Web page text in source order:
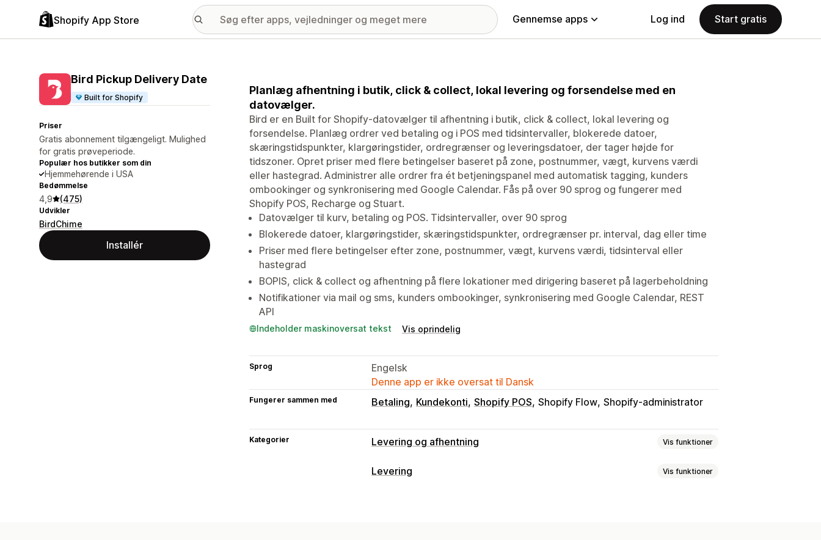
Shopify App Store Gennemse apps Log ind Start gratis
Bird Pickup Delivery Date
Built for Shopify
Priser
Gratis abonnement tilgængeligt. Mulighed
for gratis prøveperiode.
Populær hos butikker som din
Hjemmehørende i USA
Bedømmelse
4,9 (475)
Udvikler
BirdChime
Installér
Planlæg afhentning i butik, click & collect, lokal levering og forsendelse med en
datovælger.
Bird er en Built for Shopify-datovælger til afhentning i butik, click & collect, lokal levering og
forsendelse. Planlæg ordrer ved betaling og i POS med tidsintervaller, blokerede datoer,
skæringstidspunkter, klargøringstider, ordregrænser og leveringsdatoer, der tager højde for
tidszoner. Opret priser med flere betingelser baseret på zone, postnummer, vægt, kurvens værdi
eller hastegrad. Administrer alle ordrer fra ét betjeningspanel med automatisk tagging, kunders
ombookinger og synkronisering med Google Calendar. Fås på over 90 sprog og fungerer med
Shopify POS, Recharge og Stuart.
Datovælger til kurv, betaling og POS. Tidsintervaller, over 90 sprog
Blokerede datoer, klargøringstider, skæringstidspunkter, ordregrænser pr. interval, dag eller time
Priser med flere betingelser efter zone, postnummer, vægt, kurvens værdi, tidsinterval eller
hastegrad
BOPIS, click & collect og afhentning på flere lokationer med dirigering baseret på lagerbeholdning
Notifikationer via mail og sms, kunders ombookinger, synkronisering med Google Calendar, REST
API
Indeholder maskinoversat tekst Vis oprindelig
Sprog
Engelsk
Denne app er ikke oversat til Dansk
Fungerer sammen med Betaling Kundekonti Shopify POS Shopify Flow Shopify-administrator
Kategorier Levering og afhentning Vis funktioner
Leveringsmuligheder
Levering Vis funktioner